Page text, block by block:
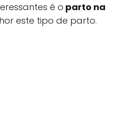
é o parto na
este tipo de parto.